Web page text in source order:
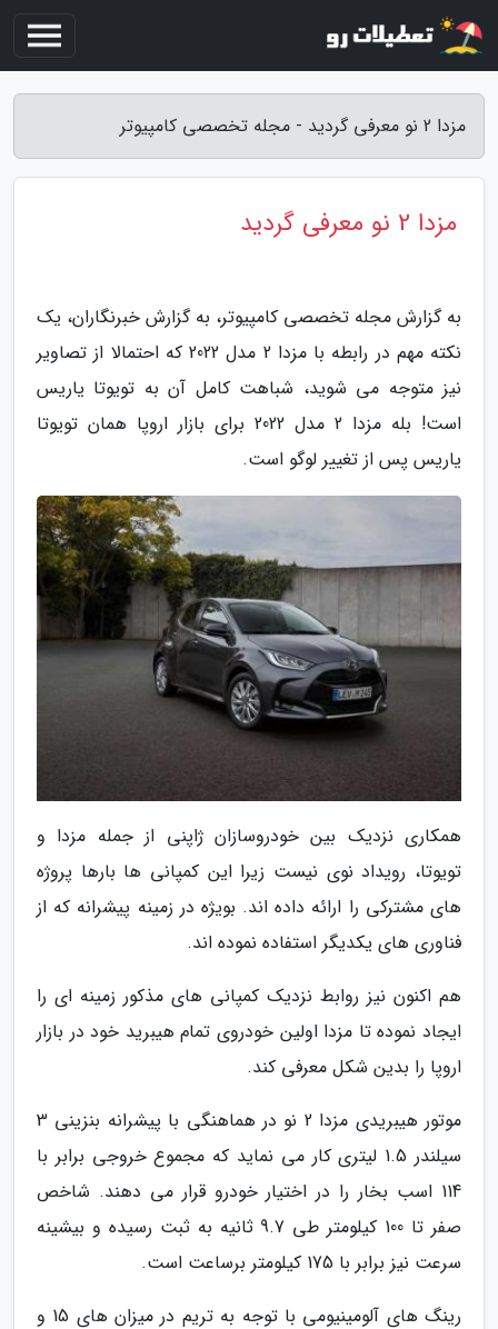
مزدا 2 نو معرفی گردید - مجله تخصصی کامپیوتر
مزدا 2 نو معرفی گردید
به گزارش مجله تخصصی کامپیوتر، به گزارش خبرنگاران، یک
نکته مهم در رابطه با مزدا 2 مدل 2022 که احتمالا از تصاویر
نیز متوجه می شوید، شباهت کامل آن به تویوتا یاریس
است! بله مزدا 2 مدل 2022 برای بازار اروپا همان تویوتا
یاریس پس از تغییر لوگو است.
همکاری نزدیک بین خودروسازان ژاپنی از جمله مزدا و
تویوتا، رویداد نوی نیست زیرا این کمپانی ها بارها پروژه
های مشترکی را ارائه داده اند. بویژه در زمینه پیشرانه که از
فناوری های یکدیگر استفاده نموده اند.
هم اکنون نیز روابط نزدیک کمپانی های مذکور زمینه ای را
ایجاد نموده تا مزدا اولین خودروی تمام هیبرید خود در بازار
اروپا را بدین شکل معرفی کند.
موتور هیبریدی مزدا 2 نو در هماهنگی با پیشرانه بنزینی 3
سیلندر 1.5 لیتری کار می نماید که مجموع خروجی برابر با
114 اسب بخار را در اختیار خودرو قرار می دهند. شاخص
صفر تا 100 کیلومتر طی 9.7 ثانیه به ثبت رسیده و بیشینه
سرعت نیز برابر با 175 کیلومتر برساعت است.
رینگ های آلومینیومی با توجه به تریم در میزان های 15 و